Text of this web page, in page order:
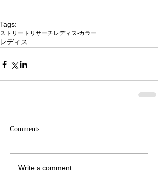
Tags:
ストリートリサーチレディス-カラー
レディス
Comments
Write a comment...